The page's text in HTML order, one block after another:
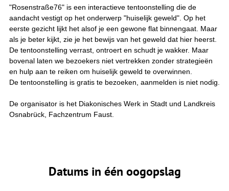
"Rosenstraße76" is een interactieve tentoonstelling die de
aandacht vestigt op het onderwerp "huiselijk geweld". Op het
eerste gezicht lijkt het alsof je een gewone flat binnengaat. Maar
als je beter kijkt, zie je het bewijs van het geweld dat hier heerst.
De tentoonstelling verrast, ontroert en schudt je wakker. Maar
bovenal laten we bezoekers niet vertrekken zonder strategieën
en hulp aan te reiken om huiselijk geweld te overwinnen.
De tentoonstelling is gratis te bezoeken, aanmelden is niet nodig.
De organisator is het Diakonisches Werk in Stadt und Landkreis
Osnabrück, Fachzentrum Faust.
Datums in één oogopslag